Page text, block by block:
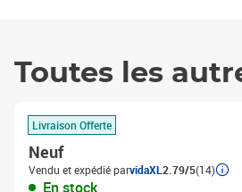
Toutes les
Livraison Offerte
Neuf
Vendu et expédié parvidaXL 2.79/5(14)
En stock